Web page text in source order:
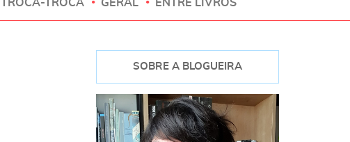
TROCA-TROCA GERAL ENTRE LIVROS
SOBRE A BLOGUEIRA